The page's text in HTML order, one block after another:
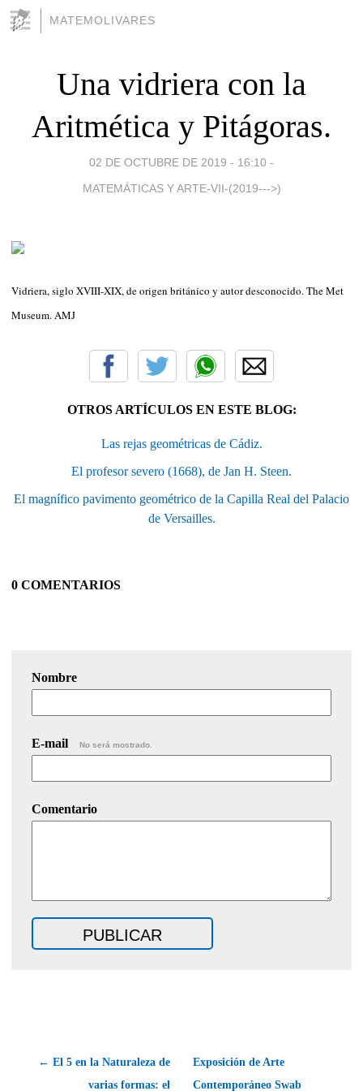
MATEMOLIVARES
Una vidriera con la
Aritmética y Pitágoras.
02 DE OCTUBRE DE 2019 - 16:10 -
MATEMÁTICAS Y ARTE-VII-(2019--->)
Vidriera, siglo XVIII-XIX, de origen británico y autor desconocido. The Met
Museum. AMJ
OTROS ARTÍCULOS EN ESTE BLOG:
Las rejas geométricas de Cádiz.
El profesor severo (1668), de Jan H. Steen.
El magnífico pavimento geométrico de la Capilla Real del Palacio
de Versailles.
0 COMENTARIOS
Nombre
E-mail No será mostrado.
Comentario
← El 5 en la Naturaleza de
varias formas: el
Exposición de Arte
Contemporáneo Swab